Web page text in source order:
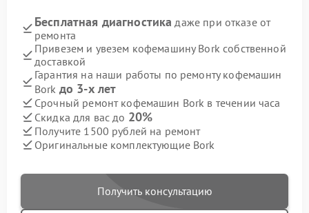
Бесплатная диагностика даже при отказе от
ремонта
Привезем и увезем кофемашину Bork собственной
доставкой
Гарантия на наши работы по ремонту кофемашин
Bork до 3-х лет
Срочный ремонт кофемашин Bork в течении часа
Скидка для вас до 20%
Получите 1500 рублей на ремонт
Оригинальные комплектующие Bork
Получить консультацию